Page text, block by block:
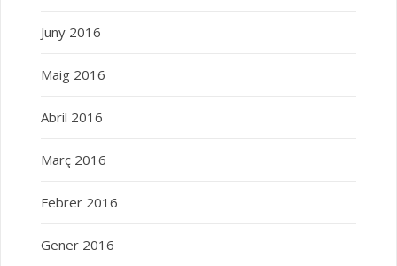
Juny 2016
Maig 2016
Abril 2016
Març 2016
Febrer 2016
Gener 2016